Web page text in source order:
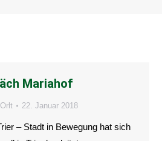
Mariahof
22. Januar 2018
– Stadt in Bewegung hat sich